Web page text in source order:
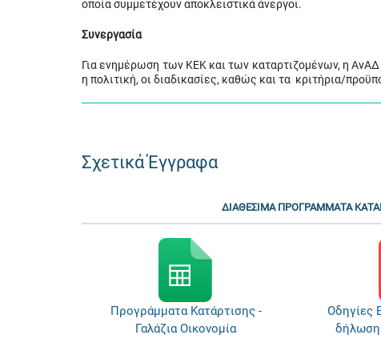
οποία συμμετέχουν αποκλειστικά άνεργοι.
Συνεργασία
Για ενημέρωση των ΚΕΚ και των καταρτιζομένων, η ΑνΑΔ
η πολιτική, οι διαδικασίες, καθώς και τα κριτήρια/
Σχετικά Έγγραφα
ΔΙΑΘΕΣΙΜΑ ΠΡΟΓΡΑΜΜΑΤΑ
Προγράμματα Κατάρτισης -
Γαλάζια Οικονομία
Οδηγίες
δήλωση